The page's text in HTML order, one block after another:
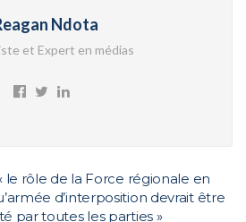
Ndota
et Expert en médias
le rôle de la Force régionale en
d’interposition devrait être
par toutes les parties »